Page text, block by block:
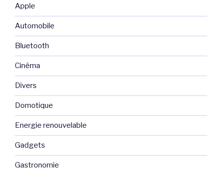
Apple
Automobile
Bluetooth
Cinéma
Divers
Domotique
Energie renouvelable
Gadgets
Gastronomie